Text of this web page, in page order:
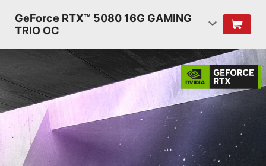
GeForce RTX™ 5080 16G GAMING
TRIO OC